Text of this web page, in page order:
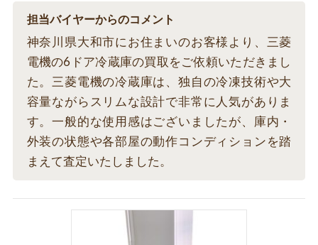
担当バイヤーからのコメント
神奈川県大和市にお住まいのお客様より、三菱
電機の6ドア冷蔵庫の買取をご依頼いただきまし
た。三菱電機の冷蔵庫は、独自の冷凍技術や大
容量ながらスリムな設計で非常に人気がありま
す。一般的な使用感はございましたが、庫内・
外装の状態や各部屋の動作コンディションを踏
まえて査定いたしました。